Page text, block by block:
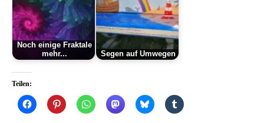
Noch einige Fraktale
mehr...
Segen auf Umwegen
Teilen: